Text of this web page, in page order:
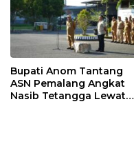
Bupati Anom Tantang
ASN Pemalang Angkat
Nasib Tetangga Lewat